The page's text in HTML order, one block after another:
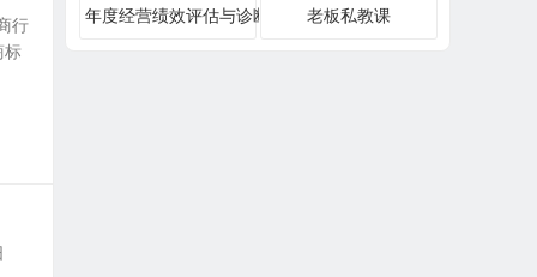
行
标
年度经营绩效评估与诊断 老板私教课